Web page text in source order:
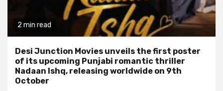
2 min read
Desi Junction Movies unveils the first poster
of its upcoming Punjabi romantic thriller
Nadaan Ishq, releasing worldwide on 9th
October